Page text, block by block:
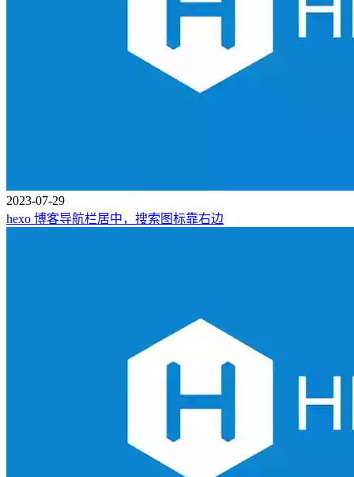
2023-07-29
hexo 博客导航栏居中，搜索图标靠右边